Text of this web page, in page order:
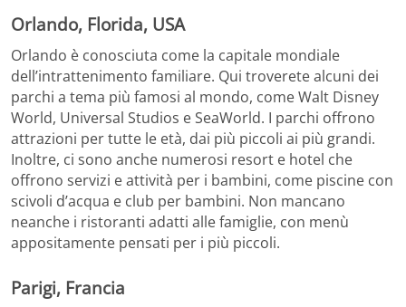
Orlando, Florida, USA
Orlando è conosciuta come la capitale mondiale
dell’intrattenimento familiare. Qui troverete alcuni dei
parchi a tema più famosi al mondo, come Walt Disney
World, Universal Studios e SeaWorld. I parchi offrono
attrazioni per tutte le età, dai più piccoli ai più grandi.
Inoltre, ci sono anche numerosi resort e hotel che
offrono servizi e attività per i bambini, come piscine con
scivoli d’acqua e club per bambini. Non mancano
neanche i ristoranti adatti alle famiglie, con menù
appositamente pensati per i più piccoli.
Parigi, Francia